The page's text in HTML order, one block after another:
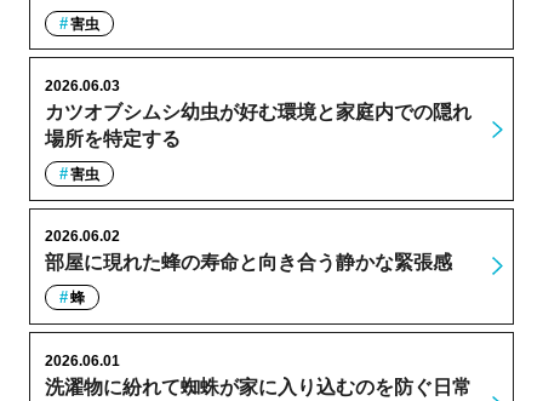
害虫
カツオブシムシ幼虫が好む環境と家庭内での隠れ
場所を特定する
2026.06.03
害虫
部屋に現れた蜂の寿命と向き合う静かな緊張感
2026.06.02
蜂
洗濯物に紛れて蜘蛛が家に入り込むのを防ぐ日常
2026.06.01